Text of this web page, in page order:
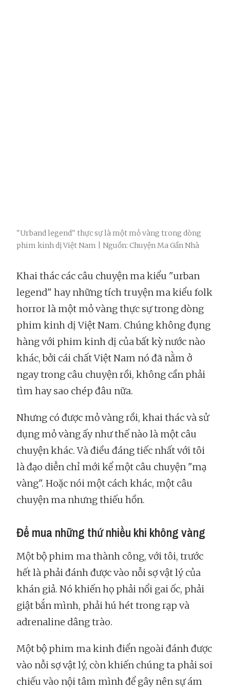
"Urband legend" thực sự là một mỏ vàng trong dòng
phim kinh dị Việt Nam | Nguồn: Chuyện Ma Gần Nhà
Khai thác các câu chuyện ma kiểu "urban
legend" hay những tích truyện ma kiểu folk
horror là một mỏ vàng thực sự trong dòng
phim kinh dị Việt Nam. Chúng không đụng
hàng với phim kinh dị của bất kỳ nước nào
khác, bởi cái chất Việt Nam nó đã nằm ở
ngay trong câu chuyện rồi, không cần phải
tìm hay sao chép đâu nữa.
Nhưng có được mỏ vàng rồi, khai thác và sử
dụng mỏ vàng ấy như thế nào là một câu
chuyện khác. Và điều đáng tiếc nhất với tôi
là đạo diễn chỉ mới kể một câu chuyện "mạ
vàng". Hoặc nói một cách khác, một câu
chuyện ma nhưng thiếu hồn.
Để mua những thứ nhiều khi không vàng
Một bộ phim ma thành công, với tôi, trước
hết là phải đánh được vào nỗi sợ vật lý của
khán giả. Nó khiến họ phải nổi gai ốc, phải
giật bắn mình, phải hú hét trong rạp và
adrenaline dâng trào.
Một bộ phim ma kinh điển ngoài đánh được
vào nỗi sợ vật lý, còn khiến chúng ta phải soi
chiếu vào nội tâm mình để gây nên sự ám